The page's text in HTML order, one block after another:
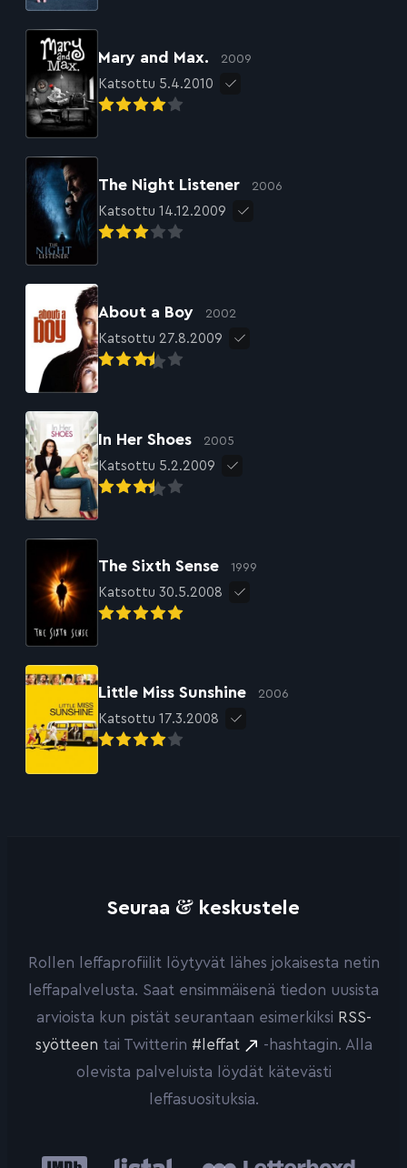
Mary and Max. 2009
Katsottu 5.4.2010
The Night Listener 2006
Katsottu 14.12.2009
About a Boy 2002
Katsottu 27.8.2009
In Her Shoes 2005
Katsottu 5.2.2009
The Sixth Sense 1999
Katsottu 30.5.2008
Little Miss Sunshine 2006
Katsottu 17.3.2008
Seuraa & keskustele
Rollen leffaprofiilit löytyvät lähes jokaisesta netin
leffapalvelusta. Saat ensimmäisenä tiedon uusista
arvioista kun pistät seurantaan esimerkiksi RSS-
syötteen tai Twitterin #leffat
-hashtagin. Alla
olevista palveluista löydät kätevästi
leffasuosituksia.